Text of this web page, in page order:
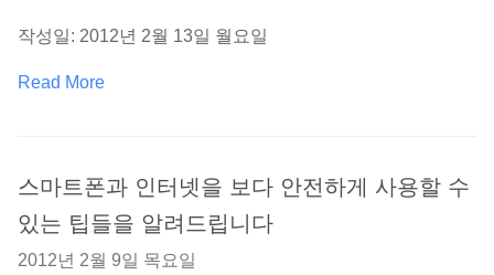
작성일: 2012년 2월 13일 월요일
Read More
스마트폰과 인터넷을 보다 안전하게 사용할 수
있는 팁들을 알려드립니다
2012년 2월 9일 목요일